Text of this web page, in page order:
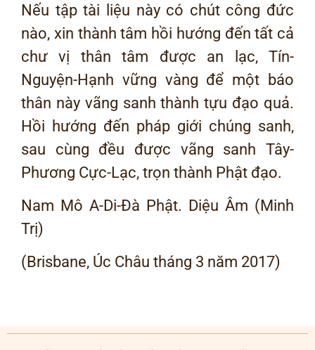
Nếu tập tài liệu này có chút công đức
nào, xin thành tâm hồi hướng đến tất cả
chư vị thân tâm được an lạc, Tín-
Nguyện-Hạnh vững vàng để một báo
thân này vãng sanh thành tựu đạo quả.
Hồi hướng đến pháp giới chúng sanh,
sau cùng đều được vãng sanh Tây-
Phương Cực-Lạc, trọn thành Phật đạo.
Nam Mô A-Di-Đà Phật. Diệu Âm (Minh
Trị)
(Brisbane, Úc Châu tháng 3 năm 2017)